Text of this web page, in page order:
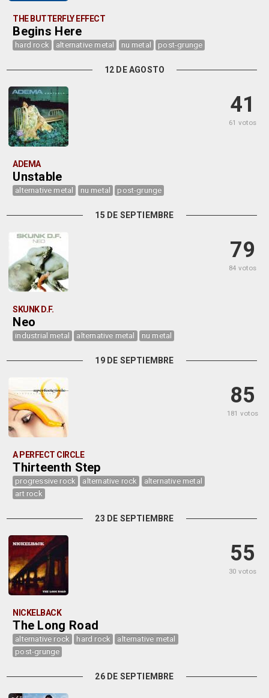
THE BUTTERFLY EFFECT
Begins Here
hard rock alternative metal nu metal post-grunge
12 DE AGOSTO
41
61 votos
ADEMA
Unstable
alternative metal nu metal post-grunge
15 DE SEPTIEMBRE
79
84 votos
SKUNK D.F.
Neo
industrial metal alternative metal nu metal
19 DE SEPTIEMBRE
85
181 votos
A PERFECT CIRCLE
Thirteenth Step
progressive rock alternative rock
alternative metal
art rock
23 DE SEPTIEMBRE
55
30 votos
NICKELBACK
The Long Road
alternative rock hard rock
alternative metal
post-grunge
26 DE SEPTIEMBRE